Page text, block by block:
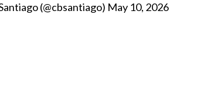
(@cbsantiago) May 10, 2026